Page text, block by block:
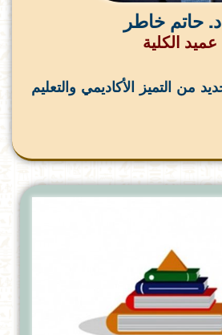
حاتم خاطر
عميد الكلية
من التميز الأكاديمي والتعليم